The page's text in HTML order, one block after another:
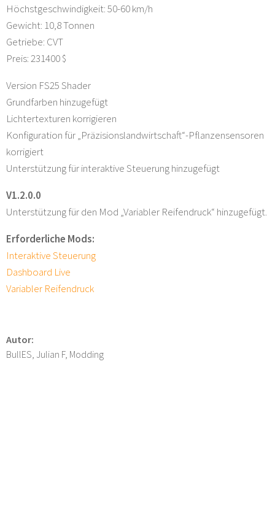
Höchstgeschwindigkeit: 50-60 km/h
Gewicht: 10,8 Tonnen
Getriebe: CVT
Preis: 231400 $
Version FS25 Shader
Grundfarben hinzugefügt
Lichtertexturen korrigieren
Konfiguration für „Präzisionslandwirtschaft“-Pflanzensensoren
korrigiert
Unterstützung für interaktive Steuerung hinzugefügt
V1.2.0.0
Unterstützung für den Mod „Variabler Reifendruck“ hinzugefügt.
Erforderliche Mods:
Interaktive Steuerung
Dashboard Live
Variabler Reifendruck
Autor:
BullES, Julian F, Modding